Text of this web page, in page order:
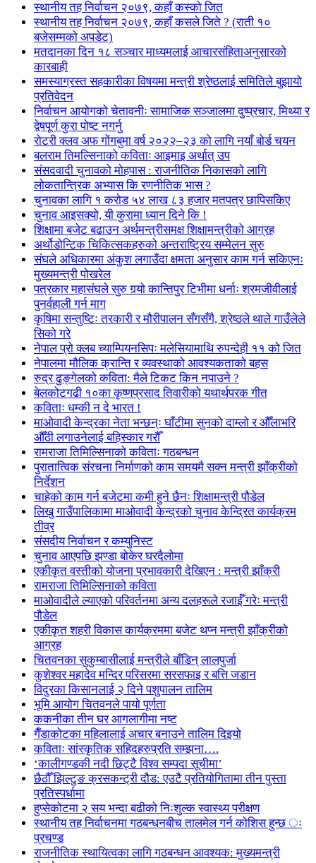
स्थानीय तह निर्वाचन २०७९, कहाँ कस्को जित
स्थानीय तह निर्वाचन २०७९, कहाँ कसले जिते ? (राती १०
बजेसम्मको अपडेट)
मतदानका दिन १८ सञ्चार माध्यमलाई आचारसंहिताअनुसारको
कारबाही
समस्याग्रस्त सहकारीका विषयमा मन्त्री श्रेष्ठलाई समितिले बुझायो
प्रतिवेदन
निर्वाचन आयोगको चेतावनीः सामाजिक सञ्जालमा दुष्प्रचार, मिथ्या र
द्वेषपूर्ण कुरा पोष्ट नगर्नु
रोटरी क्लव अफ गोंगबुमा वर्ष २०२२–२३ को लागि नयाँ बोर्ड चयन
बलराम तिमल्सिनाको कविताः आइमाइ अर्थात् उप
संसदवादी चुनावको मोहपास : राजनीतिक निकासको लागि
लोकतान्त्रिक अभ्यास कि रणनीतिक भास ?
चुनावका लागि १ करोड ५४ लाख ८३ हजार मतपत्र छापिसकिए
चुनाव आइसक्यो, यी कुरामा ध्यान दिने कि !
शिक्षामा बजेट बढाउन अर्थमन्त्रीसमक्ष शिक्षामन्त्रीको आग्रह
अर्थोडोन्टिक चिकित्सकहरुको अन्तराष्ट्रिय सम्मेलन सुरु
संघले अधिकारमा अंकुश लगाउँदा क्षमता अनुसार काम गर्न सकिएनः
मुख्यमन्त्री पोखरेल
पत्रकार महासंघले सुरु गर्‍यो कान्तिपुर टिभीमा धर्नाः श्रमजीवीलाई
पुनर्वहाली गर्न माग
कृषिमा सन्तुष्टिः तरकारी र मौरीपालन सँगसँगै, श्रेष्ठले थाले गाउँलेले
सिको गरे
नेपाल प्रो क्लब च्याम्पियनसिपः मलेसियामाथि रुपन्देही ११ को जित
नेपालमा मौलिक क्रान्ति र व्यवस्थाको आवश्यकताको बहस
रुद्र ढुङ्गेलको कविता: मैले टिकट किन नपाउने ?
बेलकोटगढी १०का कृष्णप्रसाद तिवारीको यथार्थपरक गीत
कविताः धम्की न दे भारत !
माओवादी केन्द्रका नेता भन्छन्ः घाँटीमा सुनको दाम्लो र औँलाभरि
औँठी लगाउनेलाई बहिस्कार गरौँ
रामराजा तिमिल्सिनाको कविताः गठबन्धन
पुरातात्विक संरचना निर्माणको काम समयमै सक्न मन्त्री झाँक्रीको
निर्देशन
चाहेको काम गर्न बजेटमा कमी हुने छैनः शिक्षामन्त्री पौडेल
लिखु गाउँपालिकामा माओवादी केन्द्रको चुनाव केन्द्रित कार्यक्रम
तीव्र
संसदीय निर्वाचन र कम्युनिस्ट
चुनाव आएपछि झण्डा बोकेर घरदैलोमा
एकीकृत वस्तीको योजना प्रभावकारी देखिएन : मन्त्री झाँक्री
रामराजा तिमिल्सिनाको कविता
माओवादीले ल्याएको परिवर्तनमा अन्य दलहरूले रजाईँ गरेः मन्त्री
पौडेल
एकीकृत शहरी विकास कार्यक्रममा बजेट थप्न मन्त्री झाँक्रीको
आग्रह
चितवनका सुकुम्बासीलाई मन्त्रीले बाँडिन् लालपुर्जा
कुशेश्वर महादेव मन्दिर परिसरमा सरसफाइ र बत्ति जडान
विदुरका किसानलाई २ दिने पशुपालन तालिम
भूमि आयोग चितवनले पायो पूर्णता
ककनीका तीन घर आगलागीमा नष्ट
गैँडाकोटका महिलालाई अचार बनाउने तालिम दिइयो
कविताः सांस्कृतिक सहिदहरुप्रति सम्झना….
‘कालीगण्डकी नदी छिट्टै विश्व सम्पदा सूचीमा’
छैठौँ झिल्टुङ क्रसकन्ट्री दौड: एउटै प्रतियोगितामा तीन पुस्ता
प्रतिस्पर्धामा
हुप्सेकोटमा २ सय भन्दा बढीको निःशुल्क स्वास्थ्य परीक्षण
स्थानीय तह निर्वाचनमा गठबन्धनबीच तालमेल गर्न कोशिस हुन्छ ः
प्रचण्ड
राजनीतिक स्थायित्वका लागि गठबन्धन आवश्यक: मुख्यमन्त्री